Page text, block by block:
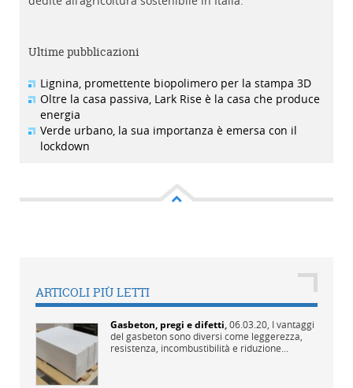
Ultime pubblicazioni
Lignina, promettente biopolimero per la stampa 3D
Oltre la casa passiva, Lark Rise è la casa che produce
energia
Verde urbano, la sua importanza è emersa con il
lockdown
ARTICOLI PIÙ LETTI
Gasbeton, pregi e difetti,06.03.20, I vantaggi
del gasbeton sono diversi come leggerezza,
resistenza, incombustibilità e riduzione...